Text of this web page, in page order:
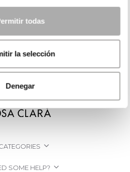
todas
la selección
Denegar
SOME HELP?